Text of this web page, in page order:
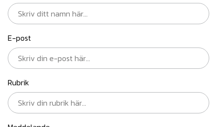
E-post
Rubrik